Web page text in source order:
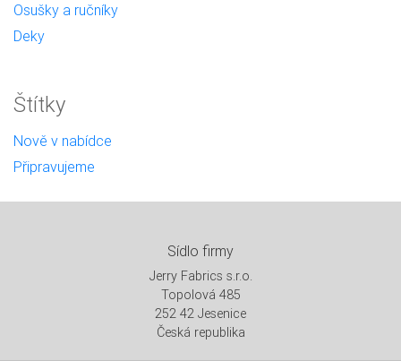
Osušky a ručníky
Deky
Štítky
Nově v nabídce
Připravujeme
Sídlo firmy
Jerry Fabrics s.r.o.
Topolová 485
252 42 Jesenice
Česká republika